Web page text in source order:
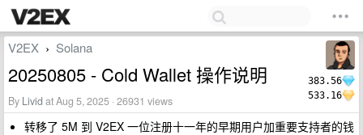
383.56
533.16
V2EX › Solana
20250805 - Cold Wallet 操作说明
By Livid at Aug 5, 2025 · 26931 views
转移了 5M 到 V2EX 一位注册十一年的早期用户加重要支持者的钱